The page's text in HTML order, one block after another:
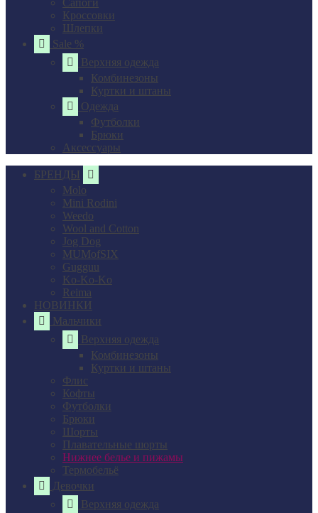
Сапоги
Кроссовки
Шлепки
Sale %
Верхняя одежда
Комбинезоны
Куртки и штаны
Одежда
Футболки
Брюки
Аксессуары
БРЕНДЫ
Molo
Mini Rodini
Weedo
Wool and Cotton
Jog Dog
MUMofSIX
Gugguu
Ko-Ko-Ko
Reima
НОВИНКИ
Мальчики
Верхняя одежда
Комбинезоны
Куртки и штаны
Флис
Кофты
Футболки
Брюки
Шорты
Плавательные шорты
Нижнее белье и пижамы
Термобельё
Девочки
Верхняя одежда